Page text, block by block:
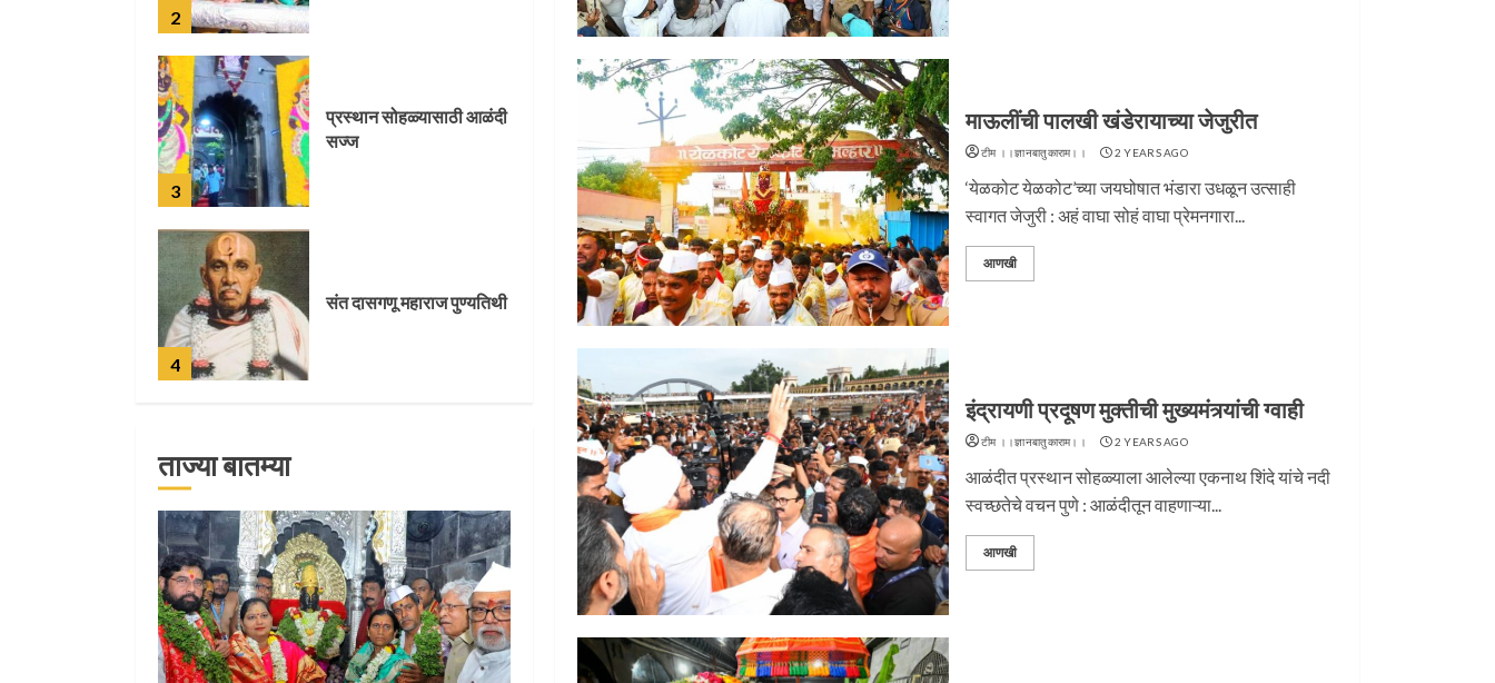
माऊलींची पालखी खंडेरायाच्या जेजुरीत
टीम ।।ज्ञानबातुकाराम।। 2 YEARS AGO
‘येळकोट येळकोट’च्या जयघोषात भंडारा उधळून उत्साही
स्वागत जेजुरी : अहं वाघा सोहं वाघा प्रेमनगारा...
आणखी
इंद्रायणी प्रदूषण मुक्तीची मुख्यमंत्र्यांची ग्वाही
टीम ।।ज्ञानबातुकाराम।। 2 YEARS AGO
आळंदीत प्रस्थान सोहळ्याला आलेल्या एकनाथ शिंदे यांचे नदी
स्वच्छतेचे वचन पुणे : आळंदीतून वाहणाऱ्या...
आणखी
3
4
संत दासगणू महाराज पुण्यतिथी
5
जवानाला मिळाला महापूजेचा
मान
1
नगरच्या काळे दाम्पत्याला
महापूजेचा मान
ताज्या बातम्या